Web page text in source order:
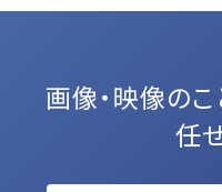
画像・映像のこ
任